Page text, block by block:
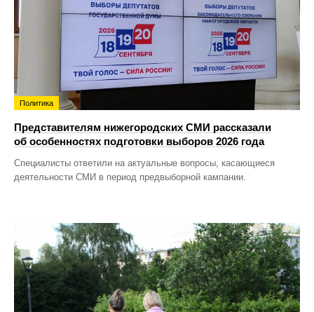
Политика
Представителям нижегородских СМИ рассказали
об особенностях подготовки выборов 2026 года
Специалисты ответили на актуальные вопросы, касающиеся
деятельности СМИ в период предвыборной кампании.